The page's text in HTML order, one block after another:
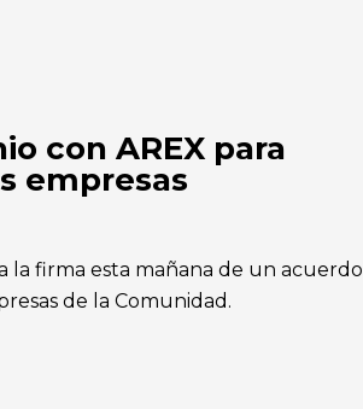
con AREX para
empresas
la firma esta mañana de un acuerdo
de la Comunidad.